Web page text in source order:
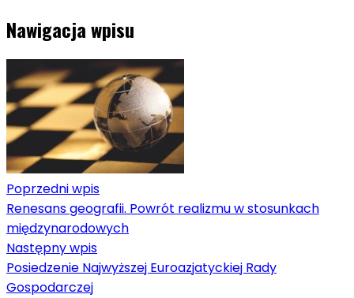
Nawigacja wpisu
Poprzedni wpis
Renesans geografii. Powrót realizmu w stosunkach
międzynarodowych
Następny wpis
Posiedzenie Najwyższej Euroazjatyckiej Rady
Gospodarczej